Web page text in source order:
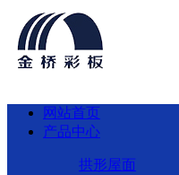
网站首页
产品中心
拱形屋面